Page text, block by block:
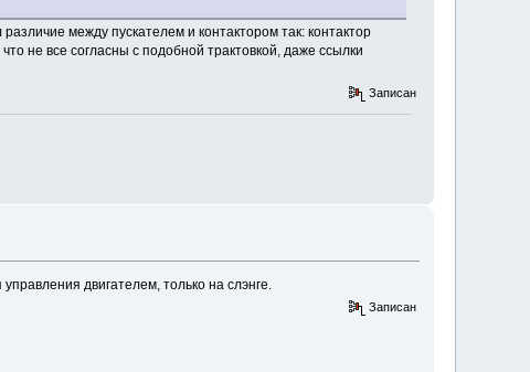
между пускателем и контактором так: контактор
не все согласны с подобной трактовкой, даже ссылки
Записан
двигателем, только на слэнге.
Записан